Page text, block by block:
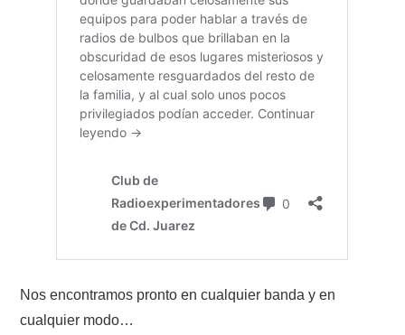
Nos encontramos pronto en cualquier banda y en
cualquier modo…